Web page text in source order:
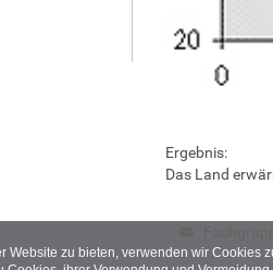
Website zu bieten, verwenden wir
Ergebnis:
Das Land